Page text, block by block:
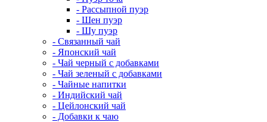
- Рассыпной пуэр
- Шен пуэр
- Шу пуэр
- Связанный чай
- Японский чай
- Чай черный с добавками
- Чай зеленый с добавками
- Чайные напитки
- Индийский чай
- Цейлонский чай
- Добавки к чаю